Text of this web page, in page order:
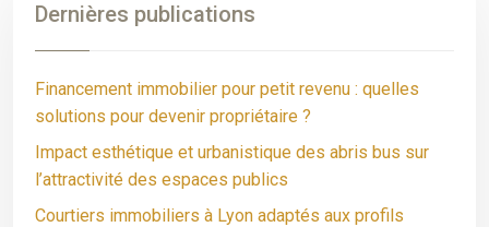
Dernières publications
Financement immobilier pour petit revenu : quelles
solutions pour devenir propriétaire ?
Impact esthétique et urbanistique des abris bus sur
l’attractivité des espaces publics
Courtiers immobiliers à Lyon adaptés aux profils